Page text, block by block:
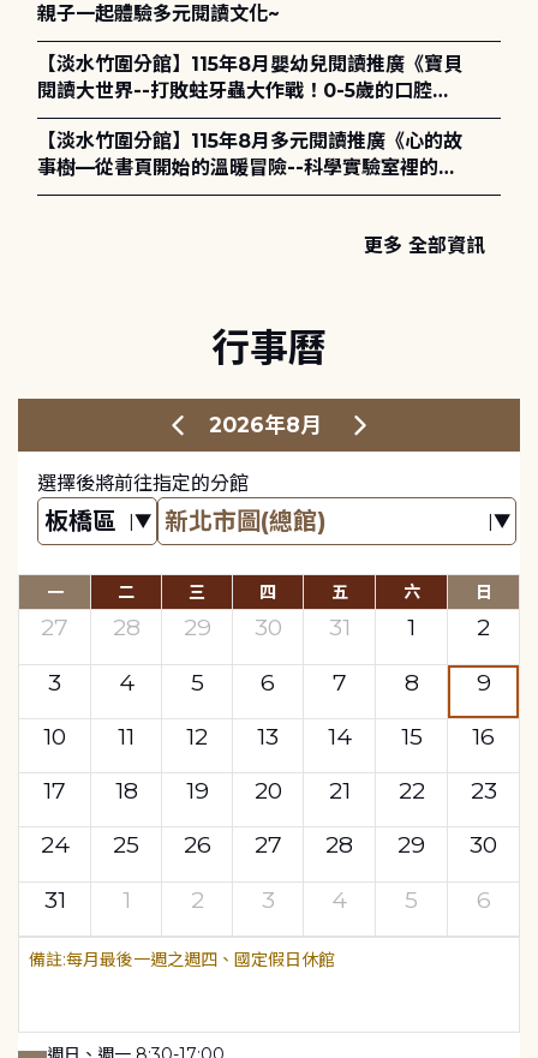
親子一起體驗多元閱讀文化~
【淡水竹圍分館】115年8月嬰幼兒閱讀推廣《寶貝
閱讀大世界--打敗蛀牙蟲大作戰！0-5歲的口腔照
護全攻略》
【淡水竹圍分館】115年8月多元閱讀推廣《心的故
事樹—從書頁開始的溫暖冒險--科學實驗室裡的放
電章魚》
更多 全部資訊
行事曆
2026年8月
選擇後將前往指定的分館
一 二 三 四 五 六 日
27 28 29 30 31 1
2
3
4 5 6 7 8
9
10
11 12 13 14 15
16
17
18 19 20 21 22
23
24
25 26 27 28 29
30
31
1 2 3 4 5 6
每月最後一週之週四、國定假日休館